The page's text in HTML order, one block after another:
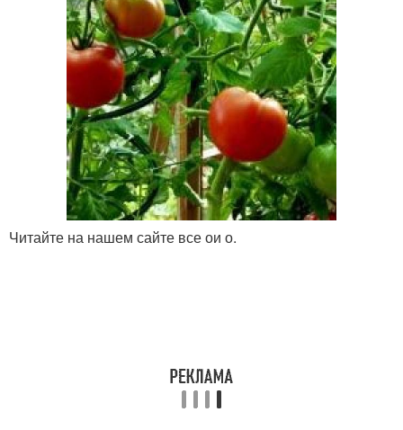
Читайте на нашем сайте все ои о.